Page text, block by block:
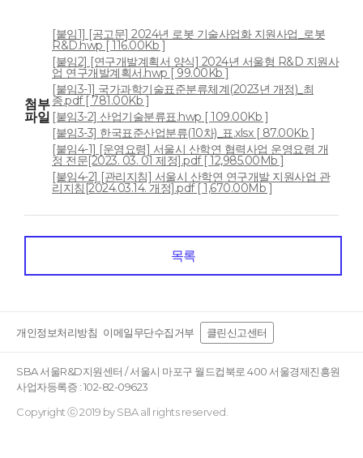
첨부
파일
[붙임1] [공고문] 2024년 로봇 기술사업화 지원사업_로봇
R&D.hwp [ 116.00Kb ]
[붙임2] [연구개발계획서 양식] 2024년 서울형 R&D 지원사
업 연구개발계획서.hwp [ 99.00Kb ]
[붙임3-1] 국가과학기술표준분류체계(2023년 개정)_최
종.pdf [ 781.00Kb ]
[붙임3-2] 산업기술분류표.hwp [ 109.00Kb ]
[붙임3-3] 한국표준산업분류(10차)_표.xlsx [ 87.00Kb ]
[붙임4-1] [운영요령] 서울시 산학연 협력사업 운영요령 개
정 전문[2023. 03. 01 제정].pdf [ 12,985.00Mb ]
[붙임4-2] [관리지침] 서울시 산학연 연구개발 지원사업 관
리지침[2024.03.14. 개정].pdf [ 1,670.00Mb ]
목록
개인정보처리방침 이메일무단수집거부 클린신고센터
SBA 서울R&D지원센터 / 서울시 마포구 월드컵북로 400 서울경제진흥원
사업자등록증 : 102-82-09623
Copyright ⓒ 2019 by SBA all rights reserved.